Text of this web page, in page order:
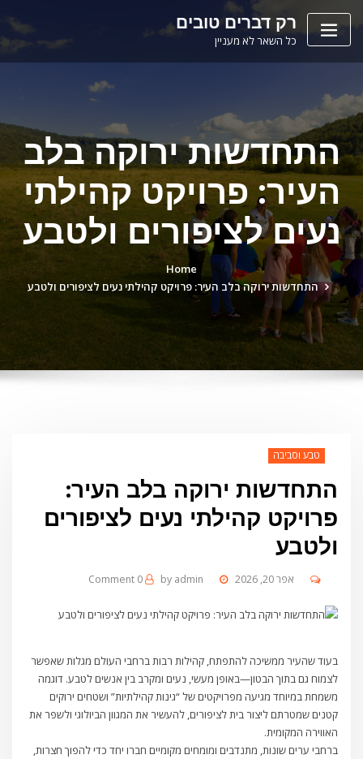
to
content
רק דברים טובים
כל השאר לא מעניין
התחדשות ירוקה בלב
העיר: פרויקט קהילתי
נעים לציפורים ולטבע
Home
התחדשות ירוקה בלב העיר: פרויקט קהילתי נעים לציפורים ולטבע
טבע וסביבה
התחדשות ירוקה בלב העיר:
פרויקט קהילתי נעים לציפורים
ולטבע
by admin אפר 20, 2026 0 Comment
בעוד שהעיר ממשיכה להתפתח, קהילות רבות ברחבי העולם מגלות שאפשר
לצמוח גם בתוך הבטון—באופן מעשי, נעים ומקרב בין אנשים לטבע. דוגמה
משמחת במיוחד מגיעה מפרויקטים של “גינות קהילתיות” ושטחים ירוקים
קטנים שמטרתם ליצור בית לציפורים, להעשיר את המגוון הביולוגי ולשפר את
האווירה המקומית.
ברחבי ערים שונות, מתנדבים ומומחים מקומיים חברו יחד כדי להפוך חצרות,